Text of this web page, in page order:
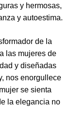
y hermosas,
y autoestima.
de la
las mujeres de
y diseñadas
nos enorgullece
se sienta
la elegancia no